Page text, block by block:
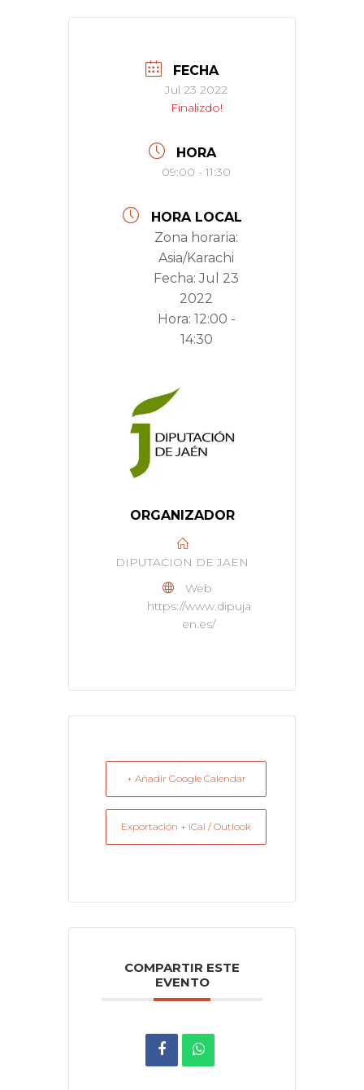
FECHA
Jul 23 2022
Finalizdo!
HORA
09:00 - 11:30
HORA LOCAL
Zona horaria:
Asia/Karachi
Fecha:Jul 23
2022
Hora: 12:00 -
14:30
ORGANIZADOR
DIPUTACION DE JAEN
Web
https://www.dipuja
en.es/
+ Añadir Google Calendar
Exportación + iCal / Outlook
COMPARTIR ESTE
EVENTO